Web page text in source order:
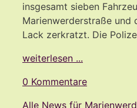
insgesamt sieben
Marienwerderstraße und
Lack zerkratzt. Die
weiterlesen ...
0 Kommentare
Alle News für